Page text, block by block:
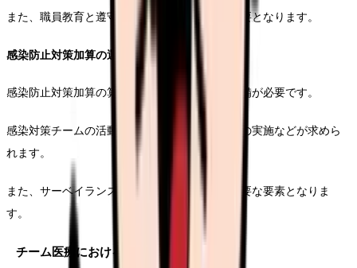
また、職員教育と遵守状況のモニタリングも重要となります。
感染防止対策加算の運用
感染防止対策加算の算定には、具体的な体制整備が必要です。
感染対策チームの活動、他施設との連携、研修の実施などが求めら
れます。
また、サーベイランスの実施と結果の分析も重要な要素となりま
す。
チーム医療における役割